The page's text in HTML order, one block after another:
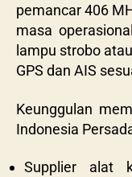
pemancar 406
masa
lampu strobo
GPS dan AIS
Keunggulan
Indonesia
Supplier alat